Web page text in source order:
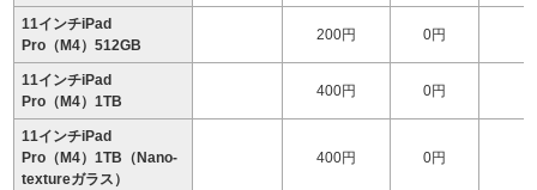
11インチiPad
Pro（M4）512GB
200円 0円
11インチiPad
Pro（M4）1TB
400円 0円
11インチiPad
Pro（M4）1TB（Nano-
textureガラス）
400円 0円